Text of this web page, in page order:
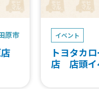
原市
店
イベント
トヨタカ
店 店頭イ